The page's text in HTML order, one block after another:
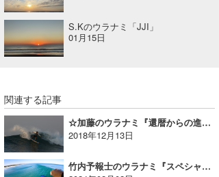
S.Kのウラナミ「JJI」
01月15日
関連する記事
☆加藤のウラナミ『還暦からの進化とパウダースノー2019開幕!!』Vol.1
2018年12月13日
竹内予報士のウラナミ『スペシャルな北東うねりと白馬バックカントリー』